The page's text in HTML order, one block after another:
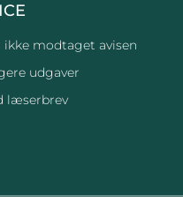
ikke modtaget avisen
udgaver
læserbrev